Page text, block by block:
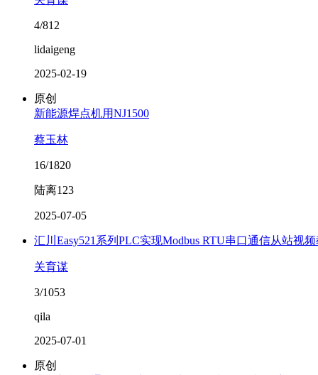
4/812
lidaigeng
2025-02-19
原创
新能源焊点机用NJ1500
蔡玉林
16/1820
陆离123
2025-07-05
汇川Easy521系列PLC实现Modbus RTU串口通信从站视
关育谋
3/1053
qila
2025-07-01
原创